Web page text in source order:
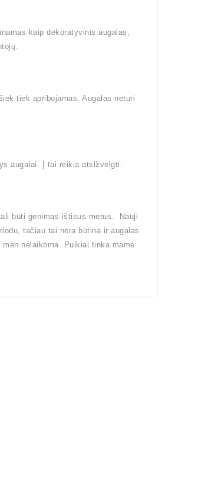
kaip dekoratyvinis augalas,
tiek apribojamas. Augalas neturi
augalai. Į tai reikia atsižvelgti.
būti genimas ištisus metus. Nauji
tačiau tai nėra būtina ir augalas
nelaikoma. Puikiai tinka mame